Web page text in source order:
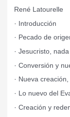
René Latourelle
· Introducción
· Pecado de
· Jesucristo,
· Conversión y
· Nueva
· Lo nuevo del
· Creación y